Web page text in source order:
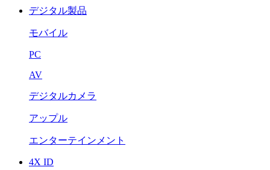
デジタル製品
モバイル
PC
AV
デジタルカメラ
アップル
エンターテインメント
4X ID